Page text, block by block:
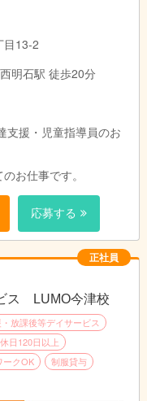
目13-2
明石駅 徒歩20分
支援・児童指導員のお
お仕事です。
応募する
正社員
ス LUMO今津校
放課後等デイサービス
日120日以上
ークOK
制服貸与